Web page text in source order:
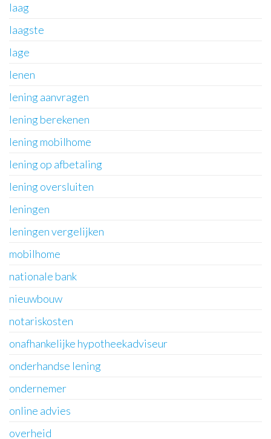
laag
laagste
lage
lenen
lening aanvragen
lening berekenen
lening mobilhome
lening op afbetaling
lening oversluiten
leningen
leningen vergelijken
mobilhome
nationale bank
nieuwbouw
notariskosten
onafhankelijke hypotheekadviseur
onderhandse lening
ondernemer
online advies
overheid